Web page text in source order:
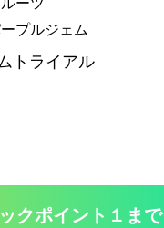
プルジェム
トライアル
クポイント１まで